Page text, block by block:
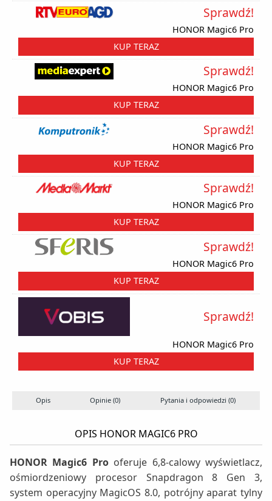
HONOR Magic6 Pro
Sprawdź!
KUP TERAZ
HONOR Magic6 Pro
Sprawdź!
KUP TERAZ
HONOR Magic6 Pro
Sprawdź!
KUP TERAZ
HONOR Magic6 Pro
Sprawdź!
KUP TERAZ
HONOR Magic6 Pro
Sprawdź!
KUP TERAZ
HONOR Magic6 Pro
Sprawdź!
KUP TERAZ
Opis Opinie (0) Pytania i odpowiedzi (0)
OPIS HONOR MAGIC6 PRO
HONOR Magic6 Prooferuje 6,8-calowy wyświetlacz,
ośmiordzeniowy procesor Snapdragon 8 Gen 3,
system operacyjny MagicOS 8.0, potrójny aparat tylny